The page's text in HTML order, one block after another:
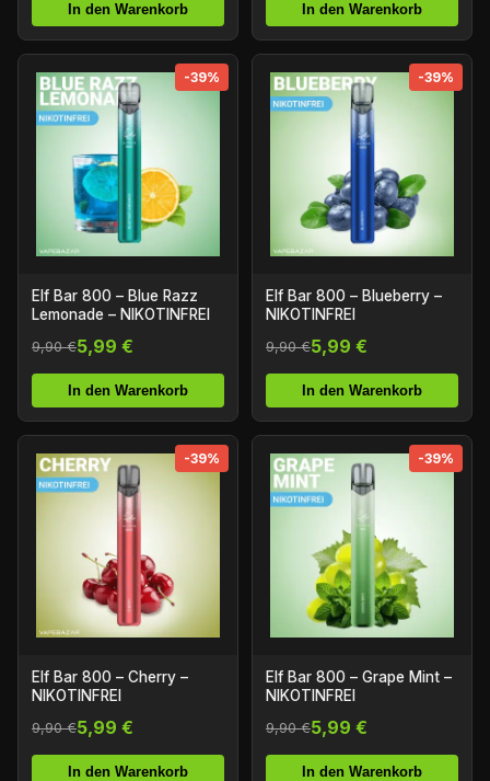
In den Warenkorb In den Warenkorb
-39%
Elf Bar 800 – Blue Razz
Lemonade – NIKOTINFREI
9,90 €5,99 €
In den Warenkorb
-39%
Elf Bar 800 – Blueberry –
NIKOTINFREI
9,90 €5,99 €
In den Warenkorb
-39%
Elf Bar 800 – Cherry –
NIKOTINFREI
9,90 €5,99 €
In den Warenkorb
-39%
Elf Bar 800 – Grape Mint –
NIKOTINFREI
9,90 €5,99 €
In den Warenkorb